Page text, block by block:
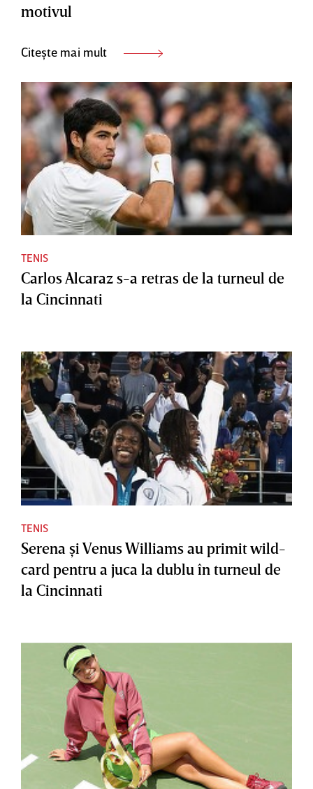
motivul
Citește mai mult
TENIS
Carlos Alcaraz s-a retras de la turneul de
la Cincinnati
TENIS
Serena şi Venus Williams au primit wild-
card pentru a juca la dublu în turneul de
la Cincinnati